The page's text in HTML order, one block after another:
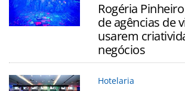
Rogéria
de agências de
usarem
negócios
Hotelaria